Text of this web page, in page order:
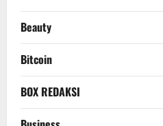
Beauty
Bitcoin
BOX REDAKSI